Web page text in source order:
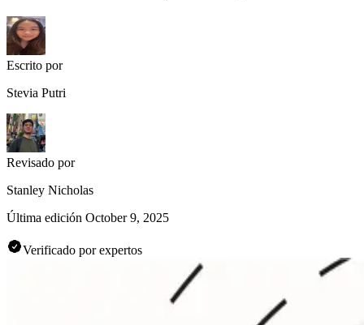
Escrito por
Stevia Putri
Revisado por
Stanley Nicholas
Última edición October 9, 2025
Verificado por expertos